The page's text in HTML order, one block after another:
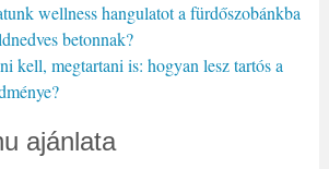
wellness hangulatot a fürdőszobánkba
betonnak?
kell, megtartani is: hogyan lesz tartós a
ajánlata